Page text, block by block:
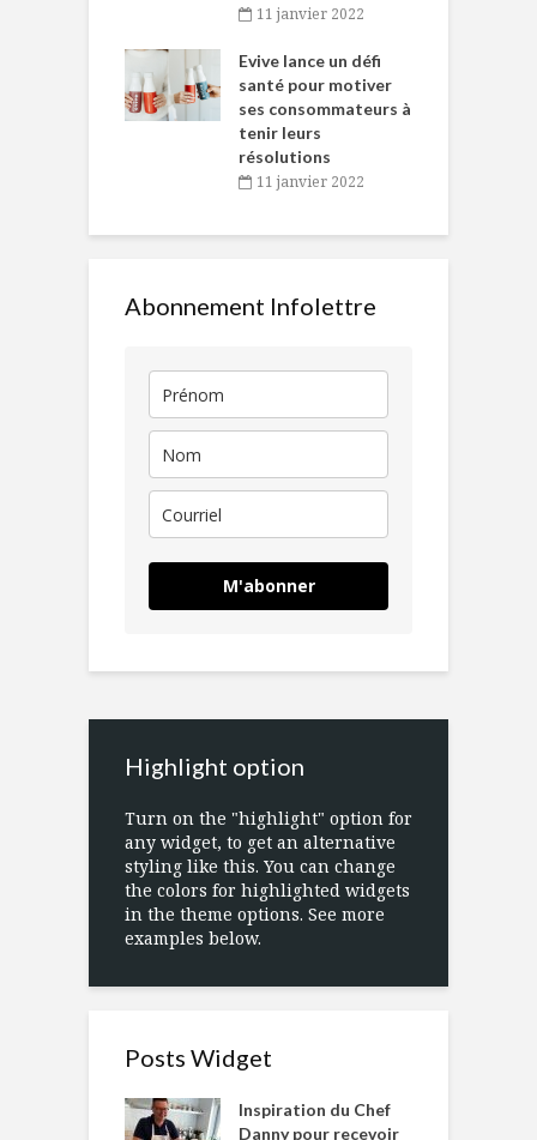
11 janvier 2022
Evive lance un défi
santé pour motiver
ses consommateurs à
tenir leurs
résolutions
11 janvier 2022
Abonnement Infolettre
M'abonner
Highlight option
Turn on the "highlight" option for
any widget, to get an alternative
styling like this. You can change
the colors for highlighted widgets
in the theme options. See more
examples below.
Posts Widget
Inspiration du Chef
Danny pour recevoir